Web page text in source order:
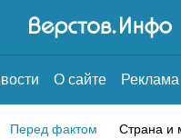
О сайте Реклама
Перед фактом Страна и